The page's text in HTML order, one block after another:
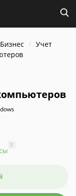
Бизнес
Учет
?